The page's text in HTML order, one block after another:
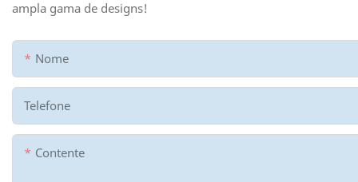
ampla gama de designs!
Nome
Telefone
Contente